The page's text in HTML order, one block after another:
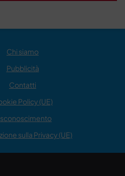
Chi siamo
Pubblicità
Contatti
Policy (UE)
sulla Privacy (UE)